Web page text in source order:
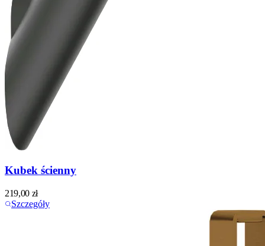
Kubek ścienny
219,00 zł
Szczegóły